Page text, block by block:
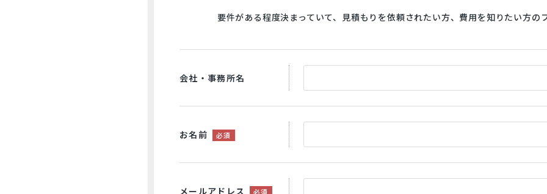
要件がある程度決まっていて、見積もりを依頼されたい方、費用を知りたい方の
会社・事務所名
お名前 必須
メールアドレス 必須